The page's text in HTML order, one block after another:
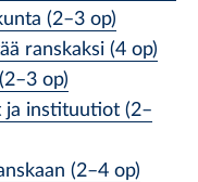
(2–3 op)
ranskaksi (4 op)
op)
ja instituutiot (2–
(2–4 op)